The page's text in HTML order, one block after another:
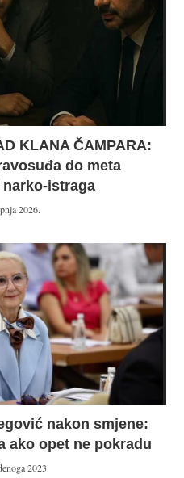
KLANA ČAMPARA:
do meta
istraga
2026.
nakon smjene:
ako opet ne pokradu
2023.